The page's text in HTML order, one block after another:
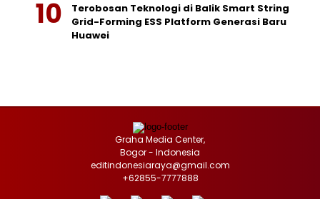
Terobosan Teknologi di Balik Smart String
Grid-Forming ESS Platform Generasi Baru
Huawei
Graha Media Center,
Bogor - Indonesia
editindonesiaraya@gmail.com
+62855-7777888